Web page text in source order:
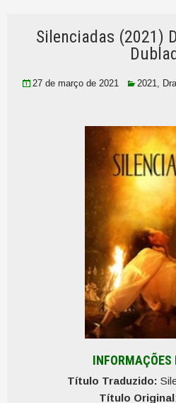
Silenciadas (2021)
27 de março de 2021 2021,
INFORMAÇÕES
Título Traduzido:
Título Original